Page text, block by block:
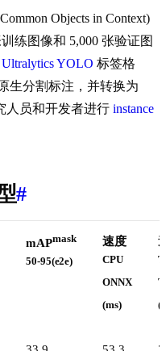
Objects in Context)
练图像和 5,000 张验证图
Ultralytics YOLO 标签格
生分割标注，并转换为
人员和开发者进行 instance
#
mAPmask
50-95(e2e)
速度
CPU
ONNX
(ms)